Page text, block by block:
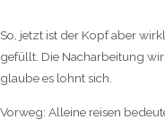
So, jetzt ist der Kopf aber
gefüllt. Die Nacharbeitung
glaube es lohnt sich.
Vorweg: Alleine reisen